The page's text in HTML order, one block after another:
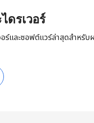
ดรเวอร์
ร์และซอฟต์แวร์ล่าสุดสำหรับ